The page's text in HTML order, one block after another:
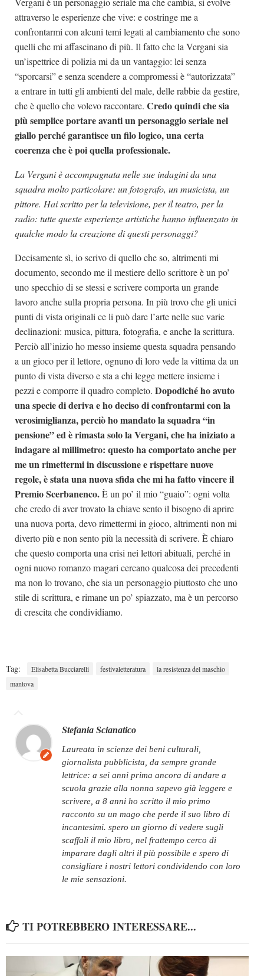
attraverso le esperienze che vive: e costringe me a
confrontarmi con alcuni temi legati al cambiamento che sono
quelli che mi affascinano di più. Il fatto che la Vergani sia
un’ispettrice di polizia mi da un vantaggio: lei senza
“sporcarsi” e senza scendere a compromessi è “autorizzata”
a entrare in tutti gli ambienti del male, delle rabbie da gestire,
che è quello che volevo raccontare. Credo quindi che sia
più semplice portare avanti un personaggio seriale nel
giallo perché garantisce un filo logico, una certa
coerenza che è poi quella professionale.
La Vergani è accompagnata nelle sue indagini da una
squadra molto particolare: un fotografo, un musicista, un
pittore. Hai scritto per la televisione, per il teatro, per la
radio: tutte queste esperienze artistiche hanno influenzato in
qualche modo la creazione di questi personaggi?
Decisamente sì, io scrivo di quello che so, altrimenti mi
documento, secondo me il mestiere dello scrittore è un po’
uno specchio di se stessi e scrivere comporta un grande
lavoro anche sulla propria persona. In più trovo che gli unici
punti di vista originali ce li può dare l’arte nelle sue varie
declinazioni: musica, pittura, fotografia, e anche la scrittura.
Perciò all’inizio ho messo insieme questa squadra pensando
a un gioco per il lettore, ognuno di loro vede la vittima da un
punto di vista diverso e sta a chi legge mettere insieme i
pezzi e comporre il quadro completo. Dopodiché ho avuto
una specie di deriva e ho deciso di confrontarmi con la
verosimiglianza, perciò ho mandato la squadra “in
pensione” ed è rimasta solo la Vergani, che ha iniziato a
indagare al millimetro: questo ha comportato anche per
me un rimettermi in discussione e rispettare nuove
regole, è stata una nuova sfida che mi ha fatto vincere il
Premio Scerbanenco.È un po’ il mio “guaio”: ogni volta
che credo di aver trovato la chiave sento il bisogno di aprire
una nuova porta, devo rimettermi in gioco, altrimenti non mi
diverto più e non sento più la necessità di scrivere. È chiaro
che questo comporta una crisi nei lettori abituali, perché in
ogni nuovo romanzo magari cercano qualcosa dei precedenti
ma non lo trovano, che sia un personaggio piuttosto che uno
stile di scrittura, e rimane un po’ spiazzato, ma è un percorso
di crescita che condividiamo.
Tag: Elisabetta Bucciarelli festivaletteratura
la resistenza del maschio
mantova
Stefania Scianatico
laureata in scienze dei beni culturali,
giornalista pubblicista, da sempre grande
lettrice: a sei anni prima ancora di andare a
scuola grazie alla nonna sapevo già leggere e
scrivere, a 8 anni ho scritto il mio primo
racconto su un mago che perde il suo libro di
incantesimi. spero un giorno di vedere sugli
scaffali il mio libro, nel frattempo cerco di
imparare dagli altri il più possibile e spero di
consigliare i nostri lettori condividendo con loro
le mie sensazioni.
TI POTREBBERO INTERESSARE...